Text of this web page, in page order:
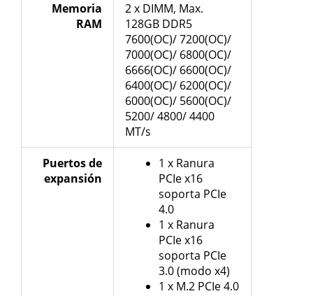
Memoria
RAM
2 x DIMM, Max.
128GB DDR5
7600(OC)/ 7200(OC)/
7000(OC)/ 6800(OC)/
6666(OC)/ 6600(OC)/
6400(OC)/ 6200(OC)/
6000(OC)/ 5600(OC)/
5200/ 4800/ 4400
MT/s
Puertos de
expansión
1 x Ranura
PCIe x16
soporta PCIe
4.0
1 x Ranura
PCIe x16
soporta PCIe
3.0 (modo x4)
1 x M.2 PCIe 4.0